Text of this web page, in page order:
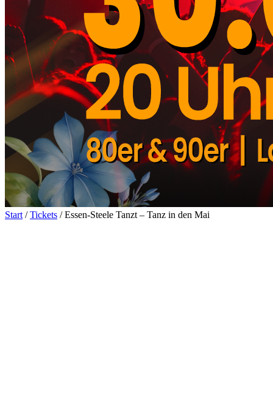
Start /Tickets / Essen-Steele Tanzt – Tanz in den Mai